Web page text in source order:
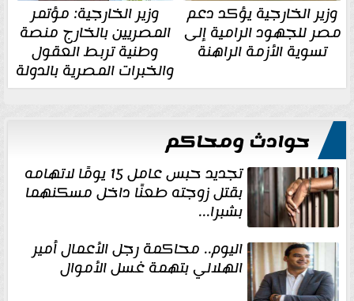
وزير الخارجية يؤكد دعم
مصر للجهود الرامية إلى
تسوية الأزمة الراهنة
وزير الخارجية: مؤتمر
المصريين بالخارج منصة
وطنية تربط العقول
والخبرات المصرية بالدولة
حوادث ومحاكم
تجديد حبس عامل 15 يومًا لاتهامه
بقتل زوجته طعنًا داخل مسكنهما
بشبرا...
اليوم.. محاكمة رجل الأعمال أمير
الهلالي بتهمة غسل الأموال